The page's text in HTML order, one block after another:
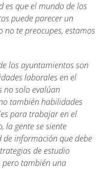
es que el mundo de los
puede parecer un
no te preocupes, estamos
los ayuntamientos son
laborales en el
no solo evalúan
también habilidades
para trabajar en el
la gente se siente
información que debe
de estudio
pero también una